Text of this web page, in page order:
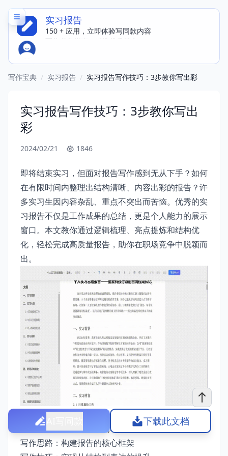
实习报告
150 + 应用，立即体验写同款内容
写作必备指南，精选优质范文
写作宝典 / 实习报告 / 实习报告写作技巧：3步教你写出彩
实习报告写作技巧：3步教你写出
彩
2024/02/21 1846
即将结束实习，但面对报告写作感到无从下手？如何
在有限时间内整理出结构清晰、内容出彩的报告？许
多实习生因内容杂乱、重点不突出而苦恼。优秀的实
习报告不仅是工作成果的总结，更是个人能力的展示
窗口。本文教你通过逻辑梳理、亮点提炼和结构优
化，轻松完成高质量报告，助你在职场竞争中脱颖而
出。
关于撰写出彩实习报告的写作指南
写作思路：构建报告的核心框架
下载此文档